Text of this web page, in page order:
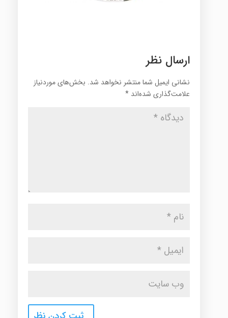
ارسال نظر
نشانی ایمیل شما منتشر نخواهد شد. بخش‌های موردنیاز
علامت‌گذاری شده‌اند *